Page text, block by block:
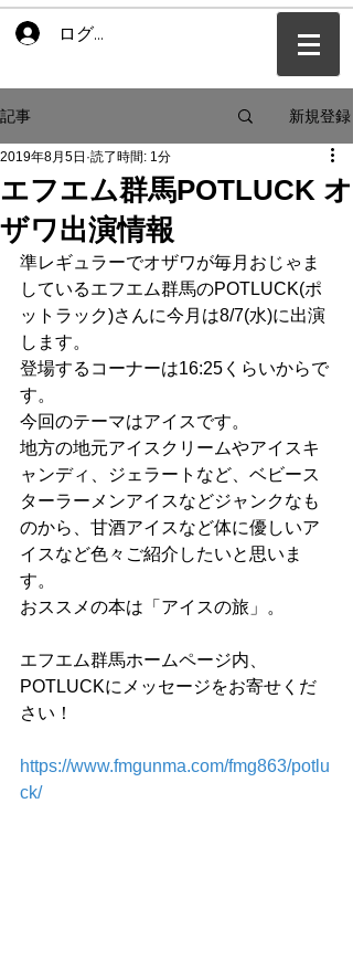
ログイン
記事 新規登録
エフエム群馬POTLUCK オ
ザワ出演情報
2019年8月5日 読了時間: 1分
準レギュラーでオザワが毎月おじゃま
しているエフエム群馬のPOTLUCK(ポ
ットラック)さんに今月は8/7(水)に出演
します。
登場するコーナーは16:25くらいからで
す。
今回のテーマはアイスです。
地方の地元アイスクリームやアイスキ
ャンディ、ジェラートなど、ベビース
ターラーメンアイスなどジャンクなも
のから、甘酒アイスなど体に優しいア
イスなど色々ご紹介したいと思いま
す。
おススメの本は「アイスの旅」。
エフエム群馬ホームページ内、
POTLUCKにメッセージをお寄せくだ
さい！
https://www.fmgunma.com/fmg863/potlu
ck/